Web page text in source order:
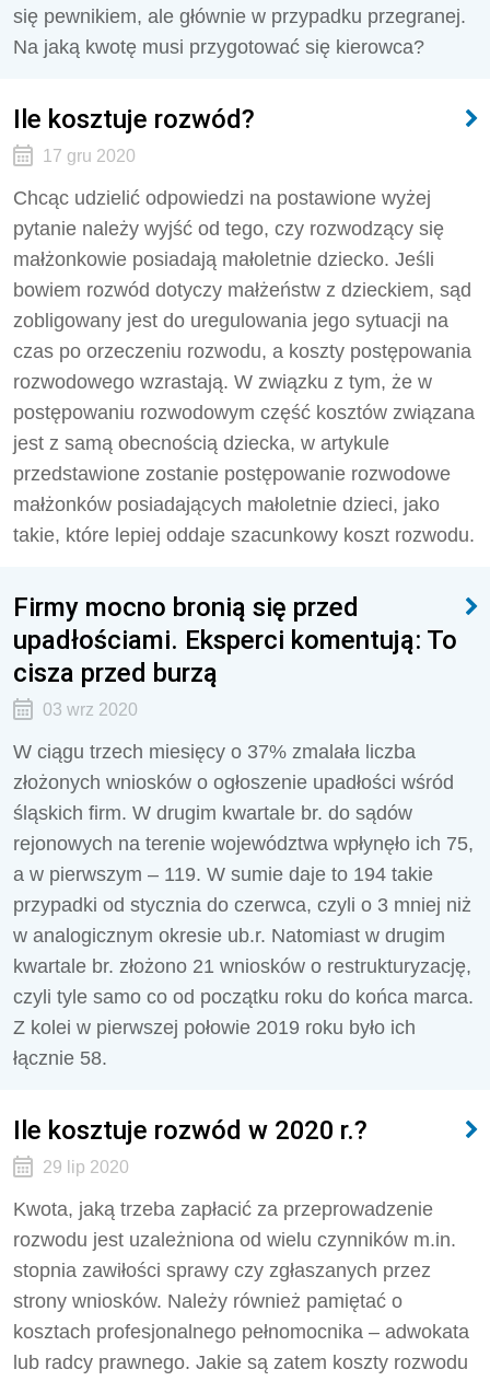
się pewnikiem, ale głównie w przypadku przegranej.
Na jaką kwotę musi przygotować się kierowca?
Ile kosztuje rozwód?
17 gru 2020
Chcąc udzielić odpowiedzi na postawione wyżej
pytanie należy wyjść od tego, czy rozwodzący się
małżonkowie posiadają małoletnie dziecko. Jeśli
bowiem rozwód dotyczy małżeństw z dzieckiem, sąd
zobligowany jest do uregulowania jego sytuacji na
czas po orzeczeniu rozwodu, a koszty postępowania
rozwodowego wzrastają. W związku z tym, że w
postępowaniu rozwodowym część kosztów związana
jest z samą obecnością dziecka, w artykule
przedstawione zostanie postępowanie rozwodowe
małżonków posiadających małoletnie dzieci, jako
takie, które lepiej oddaje szacunkowy koszt rozwodu.
Firmy mocno bronią się przed
upadłościami. Eksperci komentują: To
cisza przed burzą
03 wrz 2020
W ciągu trzech miesięcy o 37% zmalała liczba
złożonych wniosków o ogłoszenie upadłości wśród
śląskich firm. W drugim kwartale br. do sądów
rejonowych na terenie województwa wpłynęło ich 75,
a w pierwszym – 119. W sumie daje to 194 takie
przypadki od stycznia do czerwca, czyli o 3 mniej niż
w analogicznym okresie ub.r. Natomiast w drugim
kwartale br. złożono 21 wniosków o restrukturyzację,
czyli tyle samo co od początku roku do końca marca.
Z kolei w pierwszej połowie 2019 roku było ich
łącznie 58.
Ile kosztuje rozwód w 2020 r.?
29 lip 2020
Kwota, jaką trzeba zapłacić za przeprowadzenie
rozwodu jest uzależniona od wielu czynników m.in.
stopnia zawiłości sprawy czy zgłaszanych przez
strony wniosków. Należy również pamiętać o
kosztach profesjonalnego pełnomocnika – adwokata
lub radcy prawnego. Jakie są zatem koszty rozwodu